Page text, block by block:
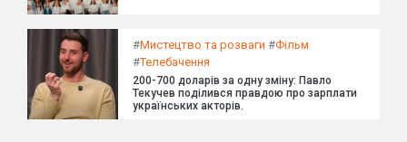
#Мистецтво та розваги #Фільм
#Телебачення
200-700 доларів за одну зміну: Павло
Текучев поділився правдою про зарплати
українських акторів.